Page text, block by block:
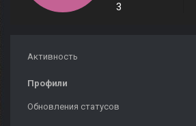
3
Активность
Профили
Обновления статусов